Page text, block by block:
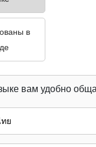
в
вам удобно